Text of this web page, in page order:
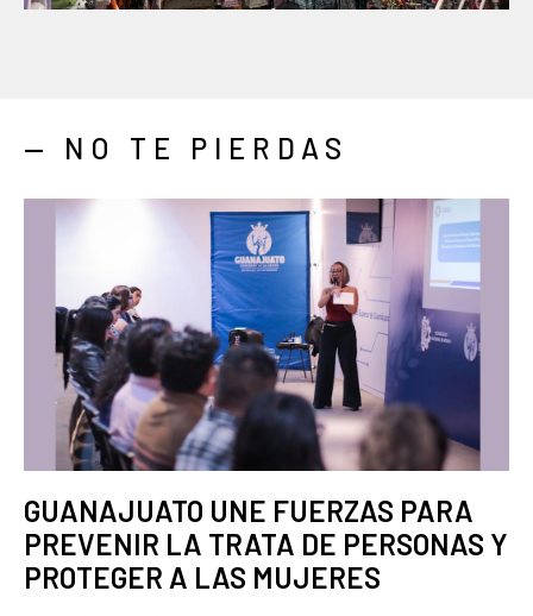
— NO TE PIERDAS
GUANAJUATO UNE FUERZAS PARA
PREVENIR LA TRATA DE PERSONAS Y
PROTEGER A LAS MUJERES